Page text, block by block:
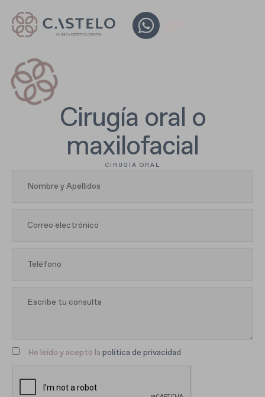
Cirugía oral o
maxilofacial​
CIRUGÍA ORAL
He leído y acepto la política de privacidad